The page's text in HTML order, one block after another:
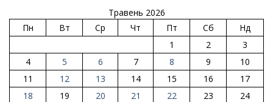
Травень 2026
Пн
Вт Ср Чт Пт Сб
Нд
1
2
3
4
5 6 7 8 9
10
11
12 13 14 15 16
17
18
19 20 21 22 23
24